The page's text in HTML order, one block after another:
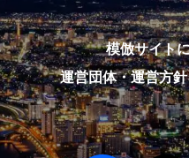
模倣サイト
運営団体・運営方針